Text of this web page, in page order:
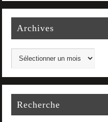
Archives
Recherche